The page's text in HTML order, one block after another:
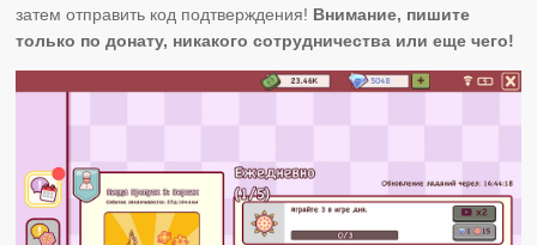
затем отправить код подтверждения! Внимание, пишите
только по донату, никакого сотрудничества или еще чего!